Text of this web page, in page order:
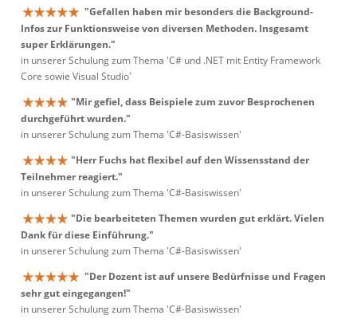
"Gefallen haben mir besonders die Background-
Infos zur Funktionsweise von diversen Methoden. Insgesamt
super Erklärungen."
in unserer Schulung zum Thema 'C# und .NET mit Entity Framework
Core sowie Visual Studio'
"Mir gefiel, dass Beispiele zum zuvor Besprochenen
durchgeführt wurden."
in unserer Schulung zum Thema 'C#-Basiswissen'
"Herr Fuchs hat flexibel auf den Wissensstand der
Teilnehmer reagiert."
in unserer Schulung zum Thema 'C#-Basiswissen'
"Die bearbeiteten Themen wurden gut erklärt. Vielen
Dank für diese Einführung."
in unserer Schulung zum Thema 'C#-Basiswissen'
"Der Dozent ist auf unsere Bedürfnisse und Fragen
sehr gut eingegangen!"
in unserer Schulung zum Thema 'C#-Basiswissen'